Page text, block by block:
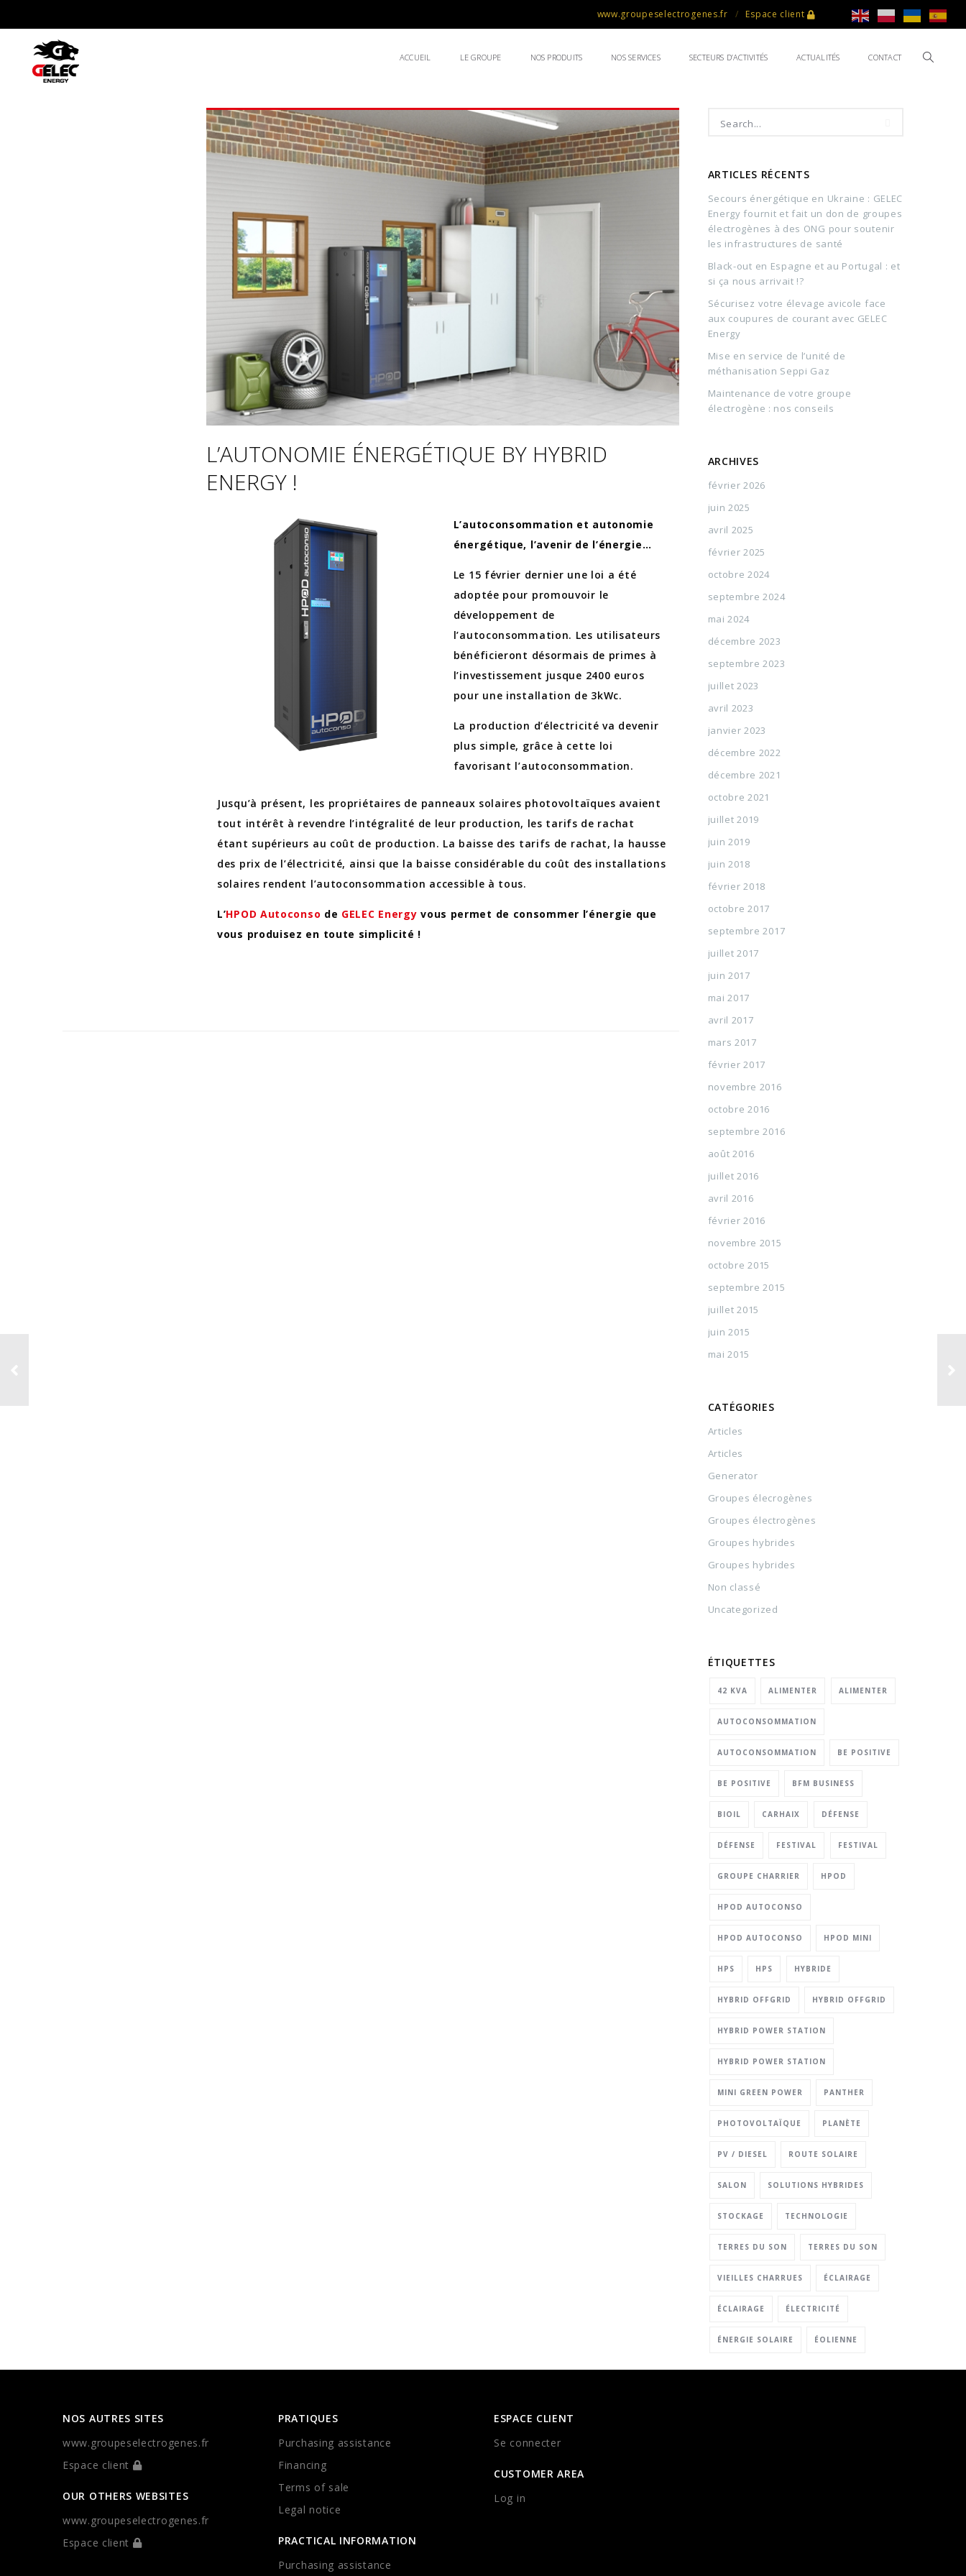
www.groupeselectrogenes.fr Espace client
ACCUEIL LE GROUPE NOS PRODUITS NOS SERVICES SECTEURS D’ACTIVITÉS ACTUALITÉS CONTACT
L’AUTONOMIE ÉNERGÉTIQUE BY HYBRID
ENERGY !
L’autoconsommation et autonomie
énergétique, l’avenir de l’énergie…
Le 15 février​ dernier une loi​​ a été
adoptée pour promouvoir le
développement de
l’autoconsommation. Les utilisateurs
bénéficieront désormais de primes à
l’investissement jusque 2400 euros
pour une installation de 3kWc.
La production d’électricité va devenir
plus simple, grâce à cette loi
favorisant l’autoconsommation.
Jusqu’à présent, les propriétaires de panneaux solaires photovoltaïques avaient
tout intérêt à revendre l’intégralité de leur production, les tarifs de rachat
étant supérieurs au coût de production. La baisse des tarifs de rachat, la hausse
des prix de l’électricité, ainsi que la baisse considérable du coût des installations
solaires rendent l’autoconsommation accessible à tous.
L’HPOD Autoconso de GELEC Energy vous permet de consommer l’énergie que
vous produisez en toute simplicité !
ARTICLES RÉCENTS
Secours énergétique en Ukraine : GELEC
Energy fournit et fait un don de groupes
électrogènes à des ONG pour soutenir
les infrastructures de santé
Black-out en Espagne et au Portugal : et
si ça nous arrivait !?
Sécurisez votre élevage avicole face
aux coupures de courant avec GELEC
Energy
Mise en service de l’unité de
méthanisation Seppi Gaz
Maintenance de votre groupe
électrogène : nos conseils
ARCHIVES
février 2026
juin 2025
avril 2025
février 2025
octobre 2024
septembre 2024
mai 2024
décembre 2023
septembre 2023
juillet 2023
avril 2023
janvier 2023
décembre 2022
décembre 2021
octobre 2021
juillet 2019
juin 2019
juin 2018
février 2018
octobre 2017
septembre 2017
juillet 2017
juin 2017
mai 2017
avril 2017
mars 2017
février 2017
novembre 2016
octobre 2016
septembre 2016
août 2016
juillet 2016
avril 2016
février 2016
novembre 2015
octobre 2015
septembre 2015
juillet 2015
juin 2015
mai 2015
CATÉGORIES
Articles
Articles
Generator
Groupes élecrogènes
Groupes électrogènes
Groupes hybrides
Groupes hybrides
Non classé
Uncategorized
ÉTIQUETTES
42 KVA ALIMENTER ALIMENTER
AUTOCONSOMMATION
AUTOCONSOMMATION BE POSITIVE
BE POSITIVE BFM BUSINESS
BIOIL CARHAIX DÉFENSE
DÉFENSE FESTIVAL FESTIVAL
GROUPE CHARRIER HPOD
HPOD AUTOCONSO
HPOD AUTOCONSO HPOD MINI
HPS HPS HYBRIDE
HYBRID OFFGRID HYBRID OFFGRID
HYBRID POWER STATION
HYBRID POWER STATION
MINI GREEN POWER PANTHER
PHOTOVOLTAÏQUE PLANÈTE
PV / DIESEL ROUTE SOLAIRE
SALON SOLUTIONS HYBRIDES
STOCKAGE TECHNOLOGIE
TERRES DU SON TERRES DU SON
VIEILLES CHARRUES ÉCLAIRAGE
ÉCLAIRAGE ÉLECTRICITÉ
ÉNERGIE SOLAIRE ÉOLIENNE
NOS AUTRES SITES
www.groupeselectrogenes.fr
Espace client
OUR OTHERS WEBSITES
www.groupeselectrogenes.fr
Espace client
PRATIQUES
Purchasing assistance
Financing
Terms of sale
Legal notice
PRACTICAL INFORMATION
Purchasing assistance
ESPACE CLIENT
Se connecter
CUSTOMER AREA
Log in